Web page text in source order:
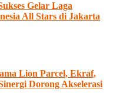
Gelar Laga
All Stars di Jakarta
Lion Parcel, Ekraf,
Dorong Akselerasi